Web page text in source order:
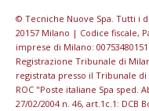
© Tecniche Nuove Spa. Tutti i
20157 Milano | Codice fiscale,
imprese di Milano: 00753480151
Registrazione Tribunale di
registrata presso il Tribunale di
ROC "Poste italiane Spa sped.
27/02/2004 n. 46, art.1c.1: DCB